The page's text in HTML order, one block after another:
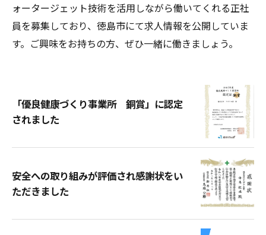
ォータージェット技術を活用しながら働いてくれる正社
員を募集しており、徳島市にて求人情報を公開していま
す。ご興味をお持ちの方、ぜひ一緒に働きましょう。
「優良健康づくり事業所 銅賞」に認定
されました
安全への取り組みが評価され感謝状をい
ただきました